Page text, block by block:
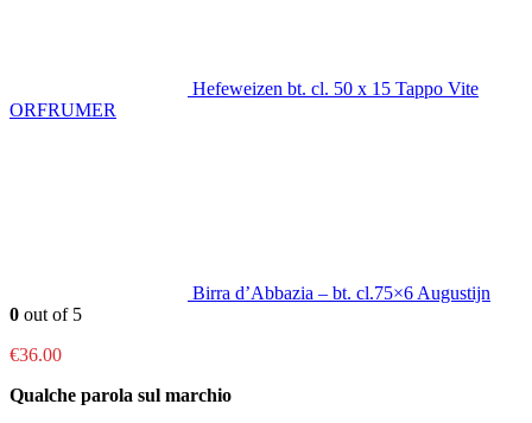
Hefeweizen bt. cl. 50 x 15 Tappo Vite
ORFRUMER
Birra d’Abbazia – bt. cl.75×6 Augustijn
0 out of 5
€36.00
Qualche parola sul marchio